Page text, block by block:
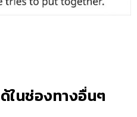
ในช่องทางอื่นๆ